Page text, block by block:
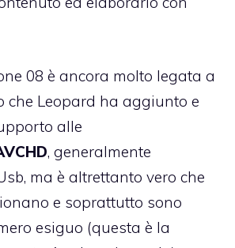
08 è ancora molto legata a
che Leopard ha aggiunto e
alle
, generalmente
ma è altrettanto vero che
e soprattutto sono
esiguo (questa è la